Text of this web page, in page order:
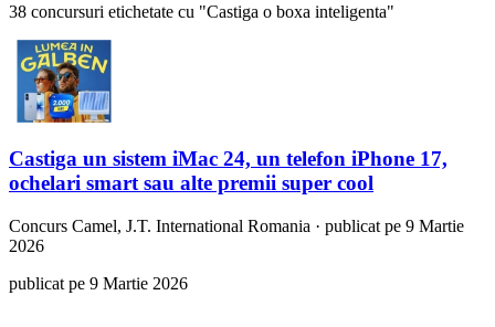
38 concursuri etichetate cu "Castiga o boxa inteligenta"
Castiga un sistem iMac 24, un telefon iPhone 17,
ochelari smart sau alte premii super cool
Concurs Camel, J.T. International Romania · publicat pe 9 Martie
2026
publicat pe 9 Martie 2026